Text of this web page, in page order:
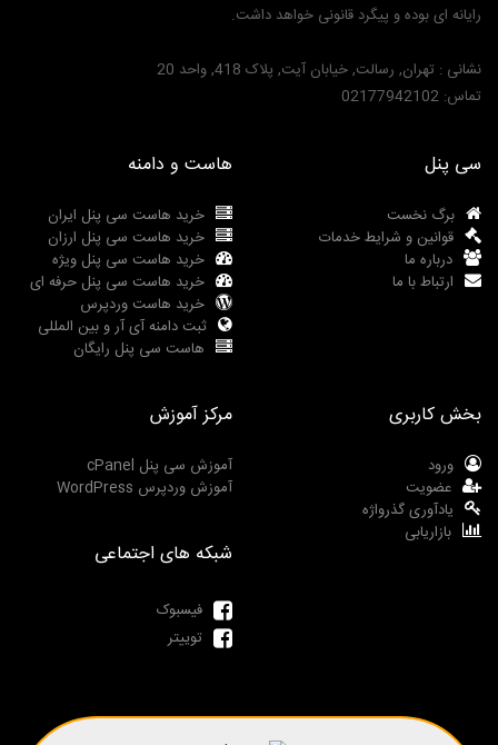
رایانه ای بوده و پیگرد قانونی خواهد داشت.
نشانی : تهران, رسالت, خیابان آیت, پلاک 418, واحد 20
تماس:
سی پنل
برگ نخست
قوانین و شرایط خدمات
درباره ما
ارتباط با ما
هاست و دامنه
خرید هاست سی پنل ایران
خرید هاست سی پنل ارزان
خرید هاست سی پنل ویژه
خرید هاست سی پنل حرفه ای
خرید هاست وردپرس
ثبت دامنه آی آر و بین المللی
هاست سی پنل رایگان
بخش کاربری
ورود
عضویت
یادآوری گذرواژه
بازاریابی
مرکز آموزش
آموزش سی پنل cPanel
آموزش وردپرس WordPress
شبکه های اجتماعی
فیسبوک
توییتر